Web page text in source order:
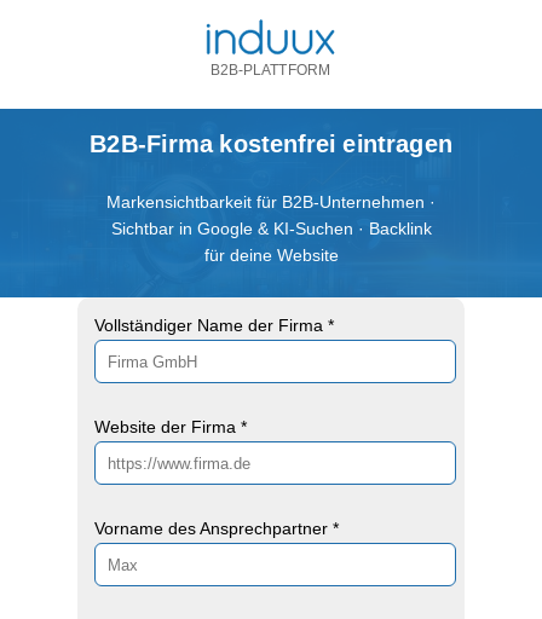
B2B-Firma kostenfrei eintragen
B2B-PLATTFORM
Vollständiger Name der Firma *
Website der Firma *
Vorname des Ansprechpartner *
Markensichtbarkeit für B2B-Unternehmen ·
Sichtbar in Google & KI-Suchen · Backlink
für deine Website